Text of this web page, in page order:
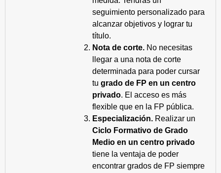
seguimiento personalizado para
alcanzar objetivos y lograr tu
título.
Nota de corte. No necesitas
llegar a una nota de corte
determinada para poder cursar
tu grado de FP en un centro
privado. El acceso es más
flexible que en la FP pública.
Especialización. Realizar un
Ciclo Formativo de Grado
Medio en un centro privado
tiene la ventaja de poder
encontrar grados de FP siempre